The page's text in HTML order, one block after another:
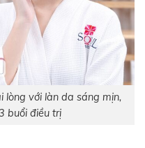
lòng với làn da sáng mịn,
buổi điều trị